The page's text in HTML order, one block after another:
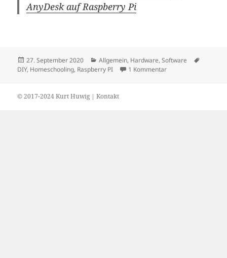
AnyDesk auf Raspberry Pi
Veröffentlicht
am
27. September 2020 Kategorien
Allgemein, Hardware,Software
DIY, Homeschooling, Raspberry PI 1 Kommentarzu Homeschooling
© 2017-2024 Kurt Huwig |Kontakt